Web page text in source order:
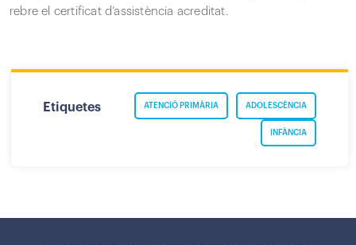
rebre el certificat d’assistència acreditat.
Etiquetes ADOLESCÈNCIA
ATENCIÓ PRIMÀRIA
INFÀNCIA